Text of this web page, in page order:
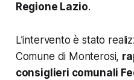
Regione Lazio.
L’intervento è stato
Comune di Monterosi,
consiglieri comunali